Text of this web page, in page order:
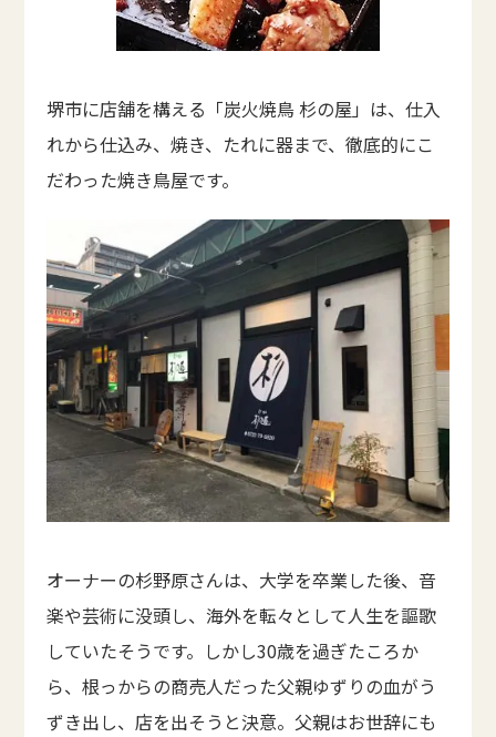
堺市に店舗を構える「炭火焼鳥 杉の屋」は、仕入
れから仕込み、焼き、たれに器まで、徹底的にこ
だわった焼き鳥屋です。
オーナーの杉野原さんは、大学を卒業した後、音
楽や芸術に没頭し、海外を転々として人生を謳歌
していたそうです。しかし30歳を過ぎたころか
ら、根っからの商売人だった父親ゆずりの血がう
ずき出し、店を出そうと決意。父親はお世辞にも